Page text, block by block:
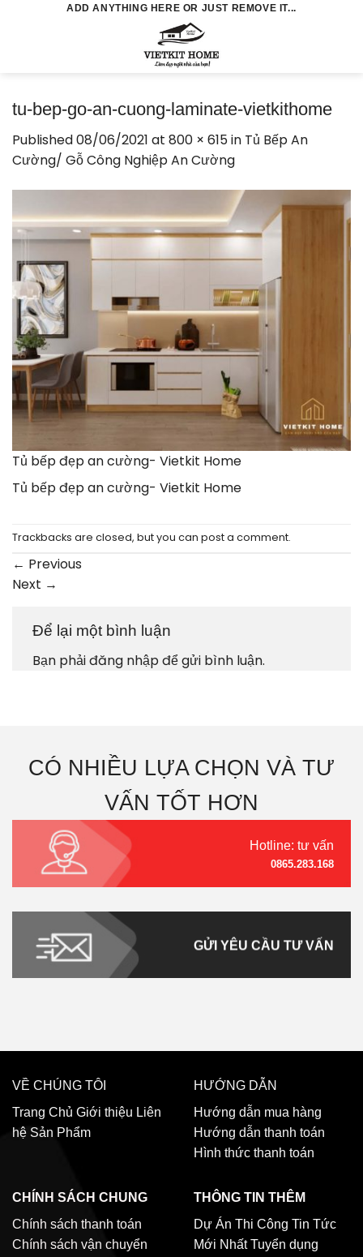
ADD ANYTHING HERE OR JUST REMOVE IT...
tu-bep-go-an-cuong-laminate-vietkithome
Published08/06/2021 at 800 × 615in Tủ Bếp An
Cường/ Gỗ Công Nghiệp An Cường
Tủ bếp đẹp an cường- Vietkit Home
Tủ bếp đẹp an cường- Vietkit Home
Trackbacks are closed, but you can post a comment.
← Previous
Next →
Để lại một bình luận
Bạn phảiđăng nhậpđể gửi bình luận.
CÓ NHIỀU LỰA CHỌN VÀ TƯ
VẤN TỐT HƠN
Hotline: tư vấn
0865.283.168
GỬI YÊU CẦU TƯ VẤN
VỀ CHÚNG TÔI
Trang Chủ Giới thiệu Liên
hệ Sản Phẩm
HƯỚNG DẪN
Hướng dẫn mua hàng
Hướng dẫn thanh toán
Hình thức thanh toán
CHÍNH SÁCH CHUNG
Chính sách thanh toán
Chính sách vận chuyển
THÔNG TIN THÊM
Dự Án Thi Công Tin Tức
Mới Nhất Tuyển dụng